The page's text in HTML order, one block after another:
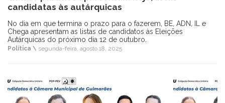
candidatas às autárquicas
No dia em que termina o prazo para o fazerem, BE, ADN, IL e
Chega apresentam as listas de candidatos às Eleições
Autárquicas do próximo dia 12 de outubro.
Política \ segunda-feira, agosto 18, 2025